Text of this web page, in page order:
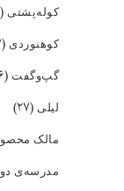
کوله‌پشتی (۵)
کوهنوردی (۳)
گپ‌و‌گفت (۵۶)
لیلی (۲۷)
مالک
مدرسه‌ی